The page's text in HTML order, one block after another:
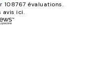
108767 évaluations.
avis ici.